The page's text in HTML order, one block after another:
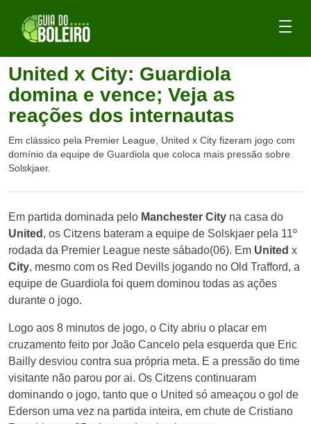
United x City: Guardiola
domina e vence; Veja as
reações dos internautas
Em clássico pela Premier League, United x City fizeram jogo com
domínio da equipe de Guardiola que coloca mais pressão sobre
Solskjaer.
Em partida dominada pelo Manchester City na casa do
United , os Citzens bateram a equipe de Solskjaer pela 11º
rodada da Premier League neste sábado(06). Em United x
City, mesmo com os Red Devills jogando no Old Trafford, a
equipe de Guardiola foi quem dominou todas as ações
durante o jogo.
Logo aos 8 minutos de jogo, o City abriu o placar em
cruzamento feito por João Cancelo pela esquerda que Eric
Bailly desviou contra sua própria meta. E a pressão do time
visitante não parou por ai. Os Citzens continuaram
dominando o jogo, tanto que o United só ameaçou o gol de
Ederson uma vez na partida inteira, em chute de Cristiano